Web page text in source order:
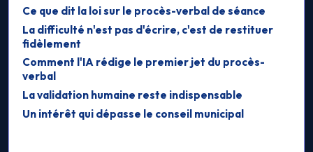
Ce que dit la loi sur le procès-verbal de séance
La difficulté n'est pas d'écrire, c'est de restituer
fidèlement
Comment l'IA rédige le premier jet du procès-
verbal
La validation humaine reste indispensable
Un intérêt qui dépasse le conseil municipal